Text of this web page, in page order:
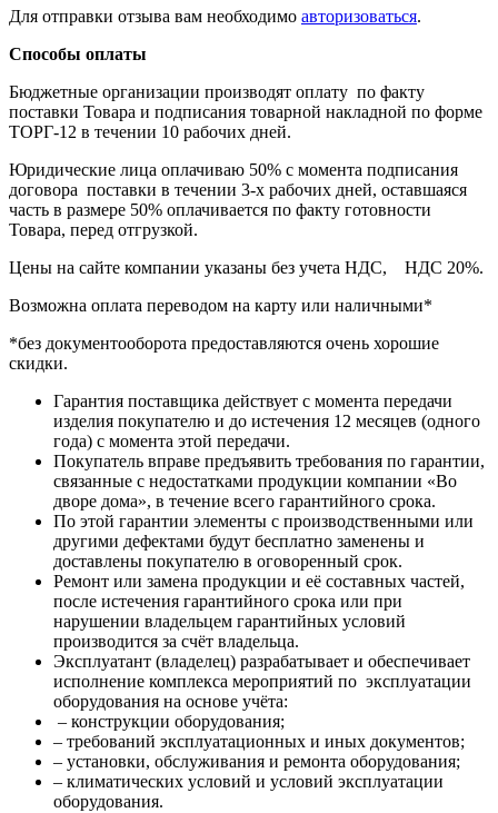
Для отправки отзыва вам необходимо авторизоваться.
Способы оплаты
Бюджетные организации производят оплату по факту
поставки Товара и подписания товарной накладной по форме
ТОРГ-12 в течении 10 рабочих дней.
Юридические лица оплачиваю 50% с момента подписания
договора поставки в течении 3-х рабочих дней, оставшаяся
часть в размере 50% оплачивается по факту готовности
Товара, перед отгрузкой.
Цены на сайте компании указаны без учета НДС, НДС 20%.
Возможна оплата переводом на карту или наличными*
*без документооборота предоставляются очень хорошие
скидки.
Гарантия поставщика действует с момента передачи
изделия покупателю и до истечения 12 месяцев (одного
года) с момента этой передачи.
Покупатель вправе предъявить требования по гарантии,
связанные с недостатками продукции компании «Во
дворе дома», в течение всего гарантийного срока.
По этой гарантии элементы с производственными или
другими дефектами будут бесплатно заменены и
доставлены покупателю в оговоренный срок.
Ремонт или замена продукции и её составных частей,
после истечения гарантийного срока или при
нарушении владельцем гарантийных условий
производится за счёт владельца.
Эксплуатант (владелец) разрабатывает и обеспечивает
исполнение комплекса мероприятий по эксплуатации
оборудования на основе учёта:
– конструкции оборудования;
– требований эксплуатационных и иных документов;
– установки, обслуживания и ремонта оборудования;
– климатических условий и условий эксплуатации
оборудования.